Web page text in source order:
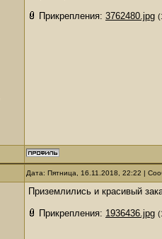
Прикрепления: 3762480.jpg
Дата: Пятница, 16.11.2018, 22:22 |
Приземлились и красивый
Прикрепления: 1936436.jpg